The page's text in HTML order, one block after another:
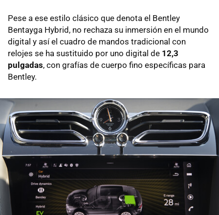
Pese a ese estilo clásico que denota el Bentley
Bentayga Hybrid, no rechaza su inmersión en el mundo
digital y así el cuadro de mandos tradicional con
relojes se ha sustituido por uno digital de 12,3
pulgadas, con grafías de cuerpo fino específicas para
Bentley.